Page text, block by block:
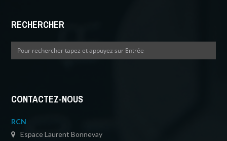
RECHERCHER
CONTACTEZ-NOUS
RCN
Espace Laurent Bonnevay